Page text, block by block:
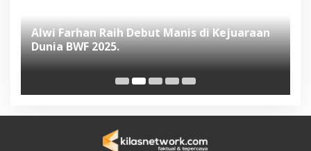
Alwi Farhan Raih Debut Manis di Kejuaraan
Dunia BWF 2025.